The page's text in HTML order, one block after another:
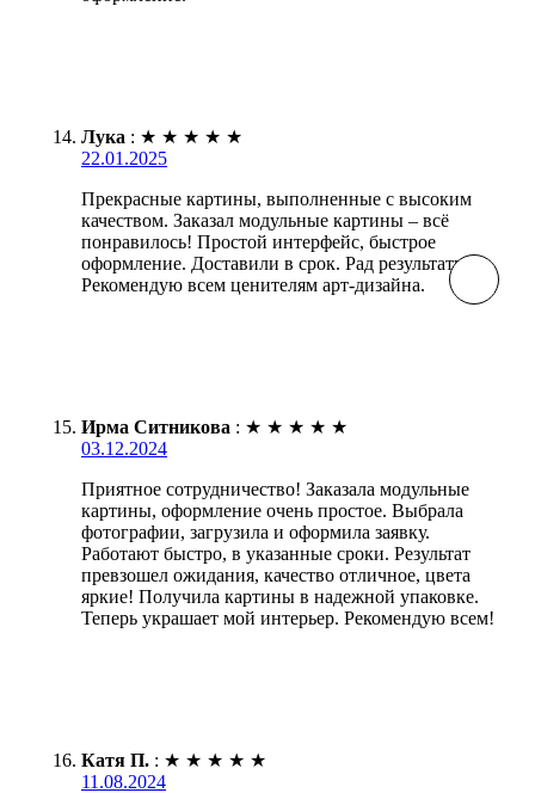
Лука : ★ ★ ★ ★ ★
22.01.2025
Прекрасные картины, выполненные с высоким
качеством. Заказал модульные картины – всё
понравилось! Простой интерфейс, быстрое
оформление. Доставили в срок. Рад результату!
Рекомендую всем ценителям арт-дизайна.
Ирма Ситникова : ★ ★ ★ ★ ★
03.12.2024
Приятное сотрудничество! Заказала модульные
картины, оформление очень простое. Выбрала
фотографии, загрузила и оформила заявку.
Работают быстро, в указанные сроки. Результат
превзошел ожидания, качество отличное, цвета
яркие! Получила картины в надежной упаковке.
Теперь украшает мой интерьер. Рекомендую всем!
Катя П. : ★ ★ ★ ★ ★
11.08.2024